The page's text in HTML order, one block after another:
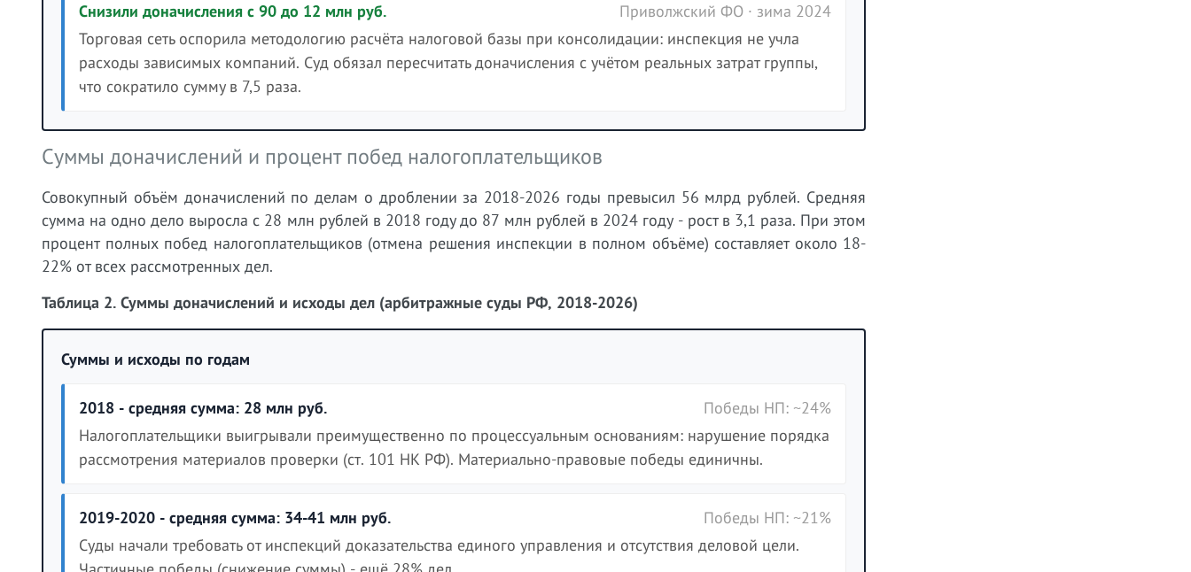
Снизили доначисления с 90 до 12 млн руб.
Приволжский ФО · зима 2024
Торговая сеть оспорила методологию расчёта налоговой базы при консолидации: инспекция не учла
расходы зависимых компаний. Суд обязал пересчитать доначисления с учётом реальных затрат группы,
что сократило сумму в 7,5 раза.
Суммы доначислений и процент побед налогоплательщиков
Совокупный объём доначислений по делам о дроблении за 2018-2026 годы превысил 56 млрд рублей. Средняя
сумма на одно дело выросла с 28 млн рублей в 2018 году до 87 млн рублей в 2024 году - рост в 3,1 раза. При этом
процент полных побед налогоплательщиков (отмена решения инспекции в полном объёме) составляет около 18-
22% от всех рассмотренных дел.
Таблица 2. Суммы доначислений и исходы дел (арбитражные суды РФ, 2018-2026)
Суммы и исходы по годам
2018 - средняя сумма: 28 млн руб.
Победы НП: ~24%
Налогоплательщики выигрывали преимущественно по процессуальным основаниям: нарушение порядка
рассмотрения материалов проверки (ст. 101 НК РФ). Материально-правовые победы единичны.
2019-2020 - средняя сумма: 34-41 млн руб.
Победы НП: ~21%
Суды начали требовать от инспекций доказательства единого управления и отсутствия деловой цели.